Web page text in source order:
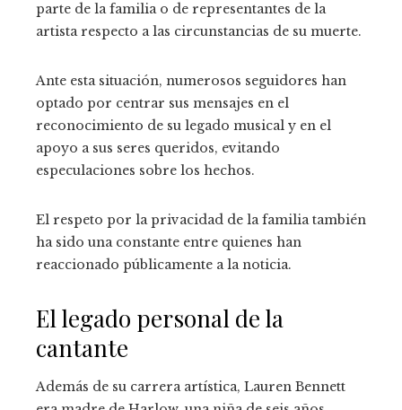
parte de la familia o de representantes de la
artista respecto a las circunstancias de su muerte.
Ante esta situación, numerosos seguidores han
optado por centrar sus mensajes en el
reconocimiento de su legado musical y en el
apoyo a sus seres queridos, evitando
especulaciones sobre los hechos.
El respeto por la privacidad de la familia también
ha sido una constante entre quienes han
reaccionado públicamente a la noticia.
El legado personal de la
cantante
Además de su carrera artística, Lauren Bennett